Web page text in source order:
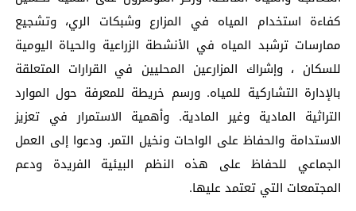
كفاءة استخدام المياه في المزارع وشبكات الري، وتشجيع
ممارسات ترشبد المياه في الأنشطة الزراعية والحياة اليومية
للسكان ، وإشراك المزارعين المحليين في القرارات المتعلقة
بالإدارة التشاركية للمياه. ورسم خريطة للمعرفة حول الموارد
التراثية المادية وغير المادية. وأهمية الاستمرار في تعزيز
الاستدامة والحفاظ على الواحات ونخيل التمر. ودعوا إلى العمل
الجماعي للحفاظ على هذه النظم البيئية الفريدة ودعم
المجتمعات التي تعتمد عليها.